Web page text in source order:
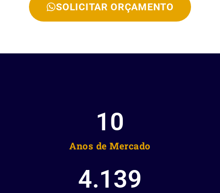
SOLICITAR ORÇAMENTO
Anos de Mercado
10
4.139